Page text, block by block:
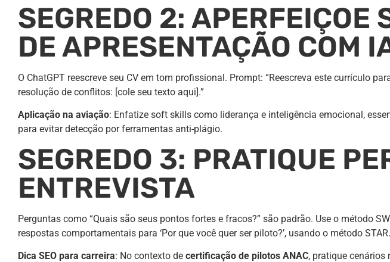
SEGREDO 2: APERFEIÇOE
DE APRESENTAÇÃO COM
O ChatGPT reescreve seu CV em tom profissional. Prompt: “Reescreva este currículo
resolução de conflitos: [cole seu texto aqui].”
Aplicação na aviação: Enfatize soft skills como liderança e inteligência emocional,
para evitar detecção por ferramentas anti-plágio.
SEGREDO 3: PRATIQUE
ENTREVISTA
Perguntas como “Quais são seus pontos fortes e fracos?” são padrão. Use o método
respostas comportamentais para ‘Por que você quer ser piloto?’, usando o método
Dica SEO para carreira: No contexto de certificação de pilotos ANAC, pratique cenários